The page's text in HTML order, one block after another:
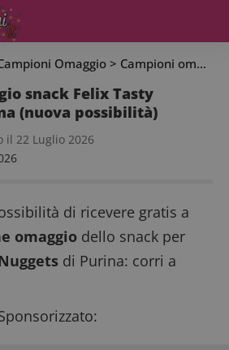
Omaggio> Campioni omaggio snack Felix Tasty Nuggets di Purina (nuova possibilità)
snack Felix Tasty
(nuova possibilità)
il 22 Luglio 2026
di ricevere gratis a
omaggio dello snack per
di Purina: corri a